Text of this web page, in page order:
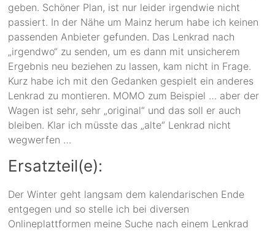
geben. Schöner Plan, ist nur leider irgendwie nicht
passiert. In der Nähe um Mainz herum habe ich keinen
passenden Anbieter gefunden. Das Lenkrad nach
„irgendwo“ zu senden, um es dann mit unsicherem
Ergebnis neu beziehen zu lassen, kam nicht in Frage.
Kurz habe ich mit den Gedanken gespielt ein anderes
Lenkrad zu montieren. MOMO zum Beispiel … aber der
Wagen ist sehr, sehr „original“ und das soll er auch
bleiben. Klar ich müsste das „alte“ Lenkrad nicht
wegwerfen …
Ersatzteil(e):
Der Winter geht langsam dem kalendarischen Ende
entgegen und so stelle ich bei diversen
Onlineplattformen meine Suche nach einem Lenkrad